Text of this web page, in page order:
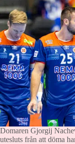
Domaren Gjorgij
utesluts från att döma